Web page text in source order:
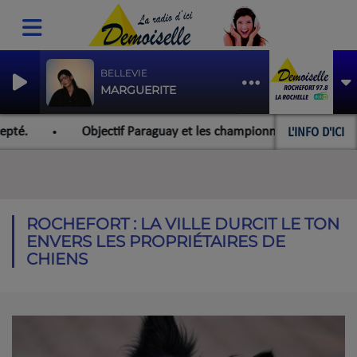
BELLEVIE
MARGUERITE
L'INFO D'ICI
Objectif Paraguay et les championnats du monde pour
ROCHEFORT : LA VILLE DURCIT LE TON
ENVERS LES PROPRIÉTAIRES DE
CHIENS